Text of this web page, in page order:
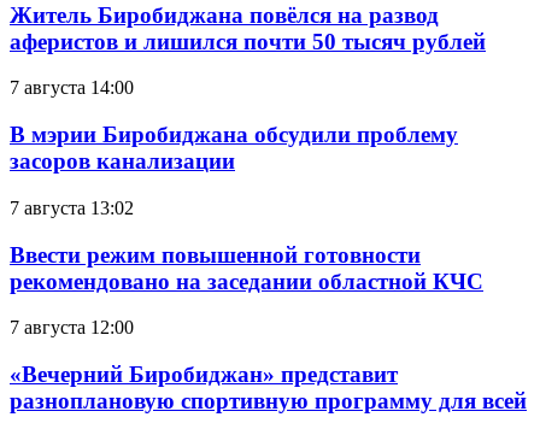
Житель Биробиджана повёлся на развод
аферистов и лишился почти 50 тысяч рублей
7 августа 14:00
В мэрии Биробиджана обсудили проблему
засоров канализации
7 августа 13:02
Ввести режим повышенной готовности
рекомендовано на заседании областной КЧС
7 августа 12:00
«Вечерний Биробиджан» представит
разноплановую спортивную программу для всей